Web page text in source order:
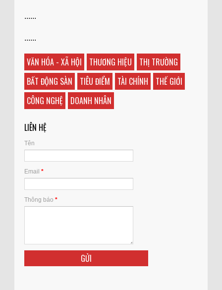
......
......
VĂN HÓA - XÃ HỘI THƯƠNG HIỆU
THỊ TRƯỜNG
BẤT ĐỘNG SÀN
TIÊU ĐIỂM TÀI CHÍNH
THẾ GIỚI
CÔNG NGHỆ
DOANH NHÂN
LIÊN HỆ
Tên
Email *
Thông báo *